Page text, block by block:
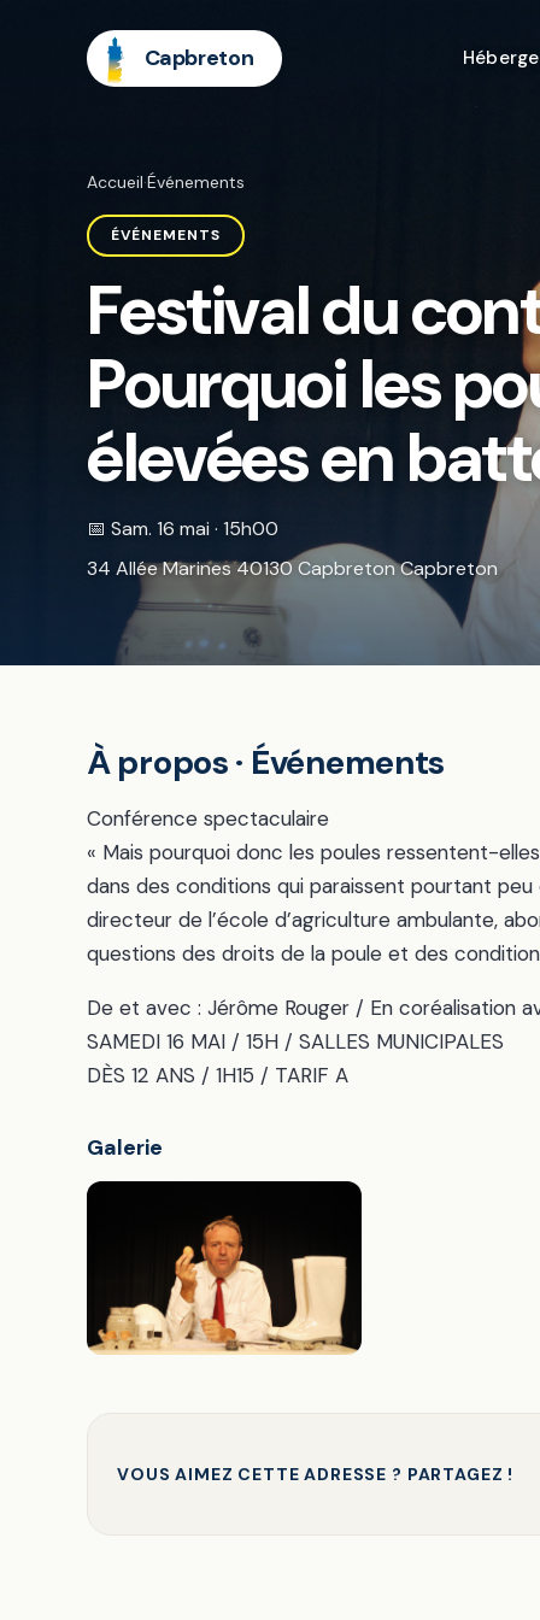
Capbreton
Accueil·Événements
ÉVÉNEMENTS
Festival du
Pourquoi les
élevées en
📅 Sam. 16 mai · 15h00
34 Allée Marines 40130 Capbreton Capbreton
À propos · Événements
Conférence spectaculaire
« Mais pourquoi donc les poules ressentent-
dans des conditions qui paraissent pourtant peu
directeur de l’école d’agriculture ambulante,
questions des droits de la poule et des
De et avec : Jérôme Rouger / En coréalisation
SAMEDI 16 MAI / 15H / SALLES MUNICIPALES
DÈS 12 ANS / 1H15 / TARIF A
Galerie
VOUS AIMEZ CETTE ADRESSE ? PARTAGEZ !